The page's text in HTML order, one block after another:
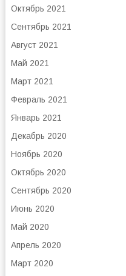
Октябрь 2021
Сентябрь 2021
Август 2021
Май 2021
Март 2021
Февраль 2021
Январь 2021
Декабрь 2020
Ноябрь 2020
Октябрь 2020
Сентябрь 2020
Июнь 2020
Май 2020
Апрель 2020
Март 2020